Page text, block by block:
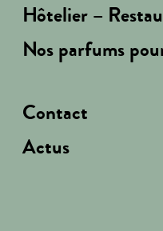
Hôtelier –
Nos parfums
Contact
Actus